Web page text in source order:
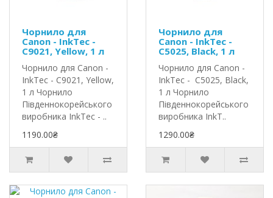
Чорнило для
Canon - InkTec -
C9021, Yellow, 1 л
Чорнило для Canon -
InkTec - C9021, Yellow,
1 л Чорнило
Південнокорейського
виробника InkTec - ..
1190.00₴
Чорнило для
Canon - InkTec -
C5025, Black, 1 л
Чорнило для Canon -
InkTec - C5025, Black,
1 л Чорнило
Південнокорейського
виробника InkT..
1290.00₴